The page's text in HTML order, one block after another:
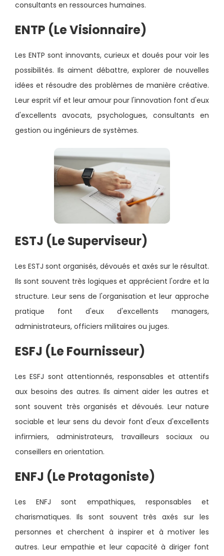
consultants en ressources humaines.
ENTP (Le Visionnaire)
Les ENTP sont innovants, curieux et doués pour voir les
possibilités. Ils aiment débattre, explorer de nouvelles
idées et résoudre des problèmes de manière créative.
Leur esprit vif et leur amour pour l'innovation font d'eux
d'excellents avocats, psychologues, consultants en
gestion ou ingénieurs de systèmes.
ESTJ (Le Superviseur)
Les ESTJ sont organisés, dévoués et axés sur le résultat.
Ils sont souvent très logiques et apprécient l'ordre et la
structure. Leur sens de l'organisation et leur approche
pratique font d'eux d'excellents managers,
administrateurs, officiers militaires ou juges.
ESFJ (Le Fournisseur)
Les ESFJ sont attentionnés, responsables et attentifs
aux besoins des autres. Ils aiment aider les autres et
sont souvent très organisés et dévoués. Leur nature
sociable et leur sens du devoir font d'eux d'excellents
infirmiers, administrateurs, travailleurs sociaux ou
conseillers en orientation.
ENFJ (Le Protagoniste)
Les ENFJ sont empathiques, responsables et
charismatiques. Ils sont souvent très axés sur les
personnes et cherchent à inspirer et à motiver les
autres. Leur empathie et leur capacité à diriger font